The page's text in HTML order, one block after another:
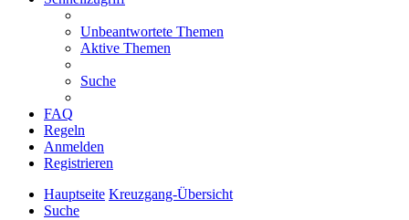
Unbeantwortete Themen
Aktive Themen
Suche
FAQ
Regeln
Anmelden
Registrieren
Hauptseite Kreuzgang-Übersicht
Suche